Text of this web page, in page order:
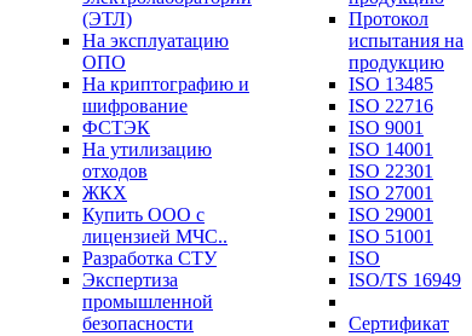
(ЭТЛ)
На эксплуатацию
ОПО
На криптографию и
шифрование
ФСТЭК
На утилизацию
отходов
ЖКХ
Купить ООО с
лицензией МЧС..
Разработка СТУ
Экспертиза
промышленной
безопасности
Протокол
испытания на
продукцию
ISO 13485
ISO 22716
ISO 9001
ISO 14001
ISO 22301
ISO 27001
ISO 29001
ISO 51001
ISO
ISO/TS 16949
Сертификат